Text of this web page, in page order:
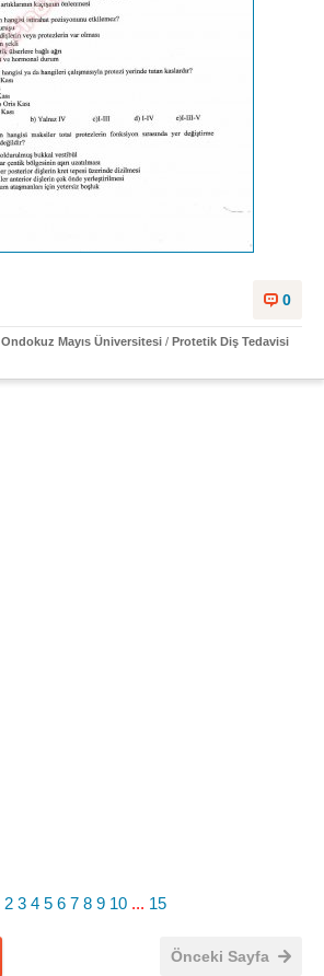
0
Ondokuz Mayıs Üniversitesi / Protetik Diş Tedavisi
2 3 4 5 6 7 8 9 10 ... 15
Önceki Sayfa